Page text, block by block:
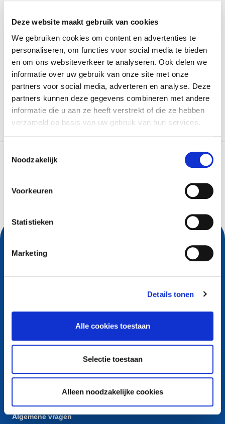
Deze website maakt gebruik van cookies
We gebruiken cookies om content en advertenties te
personaliseren, om functies voor social media te bieden
en om ons websiteverkeer te analyseren. Ook delen we
informatie over uw gebruik van onze site met onze
partners voor social media, adverteren en analyse. Deze
partners kunnen deze gegevens combineren met andere
informatie die u aan ze heeft verstrekt of die ze hebben
verzameld op basis van uw gebruik van hun services.
Noodzakelijk
Voorkeuren
Statistieken
Marketing
Details tonen
Alle cookies toestaan
Selectie toestaan
Alleen noodzakelijke cookies
25 - 30 October 2025.
Dublin - Ierland
Waar ben je naar op zoek?
Contact
Telecomlaan 9/7
, Belgium
RPR Brussel – VAT BE 0864.240.405
Algemene vragen